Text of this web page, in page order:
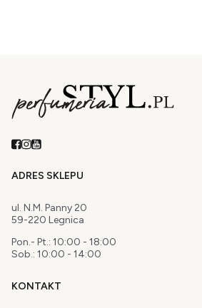
ADRES SKLEPU
ul. N.M. Panny 20
59-220 Legnica
Pon.- Pt.: 10:00 - 18:00
Sob.: 10:00 - 14:00
KONTAKT